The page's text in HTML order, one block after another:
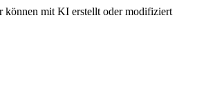
können mit KI erstellt oder modifiziert